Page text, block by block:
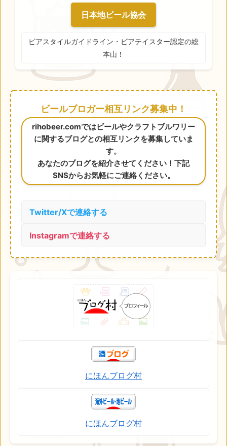
日本地ビール協会
ビアスタイルガイドライン・ビアテイスター認定の総
本山！
ビールブロガー相互リンク募集中！
rihobeer.comではビールやクラフトブルワリー
に関するブログとの相互リンクを募集していま
す。
あなたのブログを紹介させてください！下記
SNSからお気軽にご連絡ください。
Twitter/Xで連絡する
Instagramで連絡する
にほんブログ村
にほんブログ村